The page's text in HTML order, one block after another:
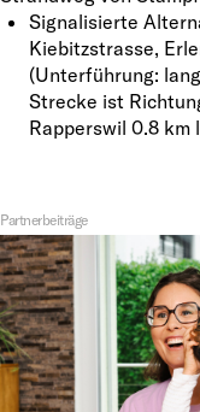
Signalisierte
Kiebitzstrasse,
(Unterführung:
Strecke ist
Rapperswil 0.8 km
Partnerbeiträge